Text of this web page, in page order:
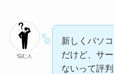
悩む人
新しくパソ
だけど、サ
ないって評